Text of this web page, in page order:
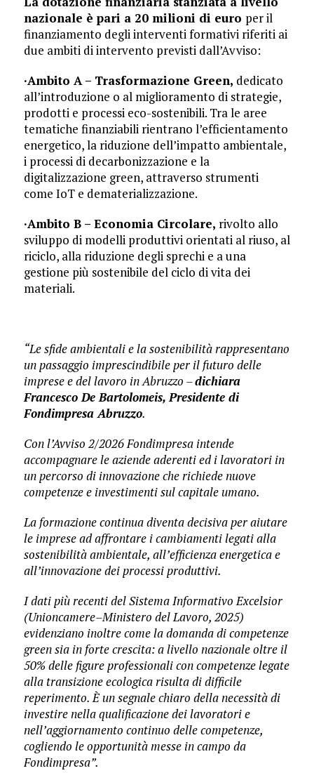
nazionale è pari a 20 milioni di euro per il
finanziamento degli interventi formativi riferiti ai
due ambiti di intervento previsti dall’Avviso:
·Ambito A – Trasformazione Green, dedicato
all’introduzione o al miglioramento di strategie,
prodotti e processi eco-sostenibili. Tra le aree
tematiche finanziabili rientrano l’efficientamento
energetico, la riduzione dell’impatto ambientale,
i processi di decarbonizzazione e la
digitalizzazione green, attraverso strumenti
come IoT e dematerializzazione.
·Ambito B – Economia Circolare, rivolto allo
sviluppo di modelli produttivi orientati al riuso, al
riciclo, alla riduzione degli sprechi e a una
gestione più sostenibile del ciclo di vita dei
materiali.
“Le sfide ambientali e la sostenibilità rappresentano
un passaggio imprescindibile per il futuro delle
imprese e del lavoro in Abruzzo –dichiara
Francesco De Bartolomeis, Presidente di
Fondimpresa Abruzzo.
Con l’Avviso 2/2026 Fondimpresa intende
accompagnare le aziende aderenti ed i lavoratori in
un percorso di innovazione che richiede nuove
competenze e investimenti sul capitale umano.
La formazione continua diventa decisiva per aiutare
le imprese ad affrontare i cambiamenti legati alla
sostenibilità ambientale, all’efficienza energetica e
all’innovazione dei processi produttivi.
I dati più recenti del Sistema Informativo Excelsior
(Unioncamere–Ministero del Lavoro, 2025)
evidenziano inoltre come la domanda di competenze
green sia in forte crescita: a livello nazionale oltre il
50% delle figure professionali con competenze legate
alla transizione ecologica risulta di difficile
reperimento. È un segnale chiaro della necessità di
investire nella qualificazione dei lavoratori e
nell’aggiornamento continuo delle competenze,
cogliendo le opportunità messe in campo da
Fondimpresa”.